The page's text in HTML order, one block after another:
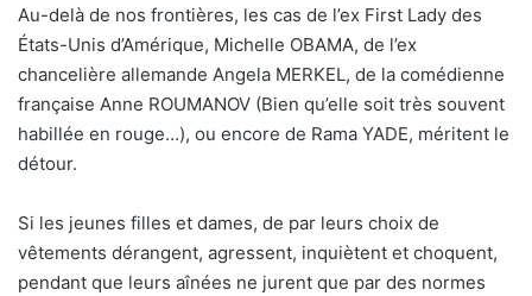
Au-delà de nos frontières, les cas de l’ex First Lady des
États-Unis d’Amérique, Michelle OBAMA, de l’ex
chancelière allemande Angela MERKEL, de la comédienne
française Anne ROUMANOV (Bien qu’elle soit très souvent
habillée en rouge…), ou encore de Rama YADE, méritent le
détour.
Si les jeunes filles et dames, de par leurs choix de
vêtements dérangent, agressent, inquiètent et choquent,
pendant que leurs aînées ne jurent que par des normes